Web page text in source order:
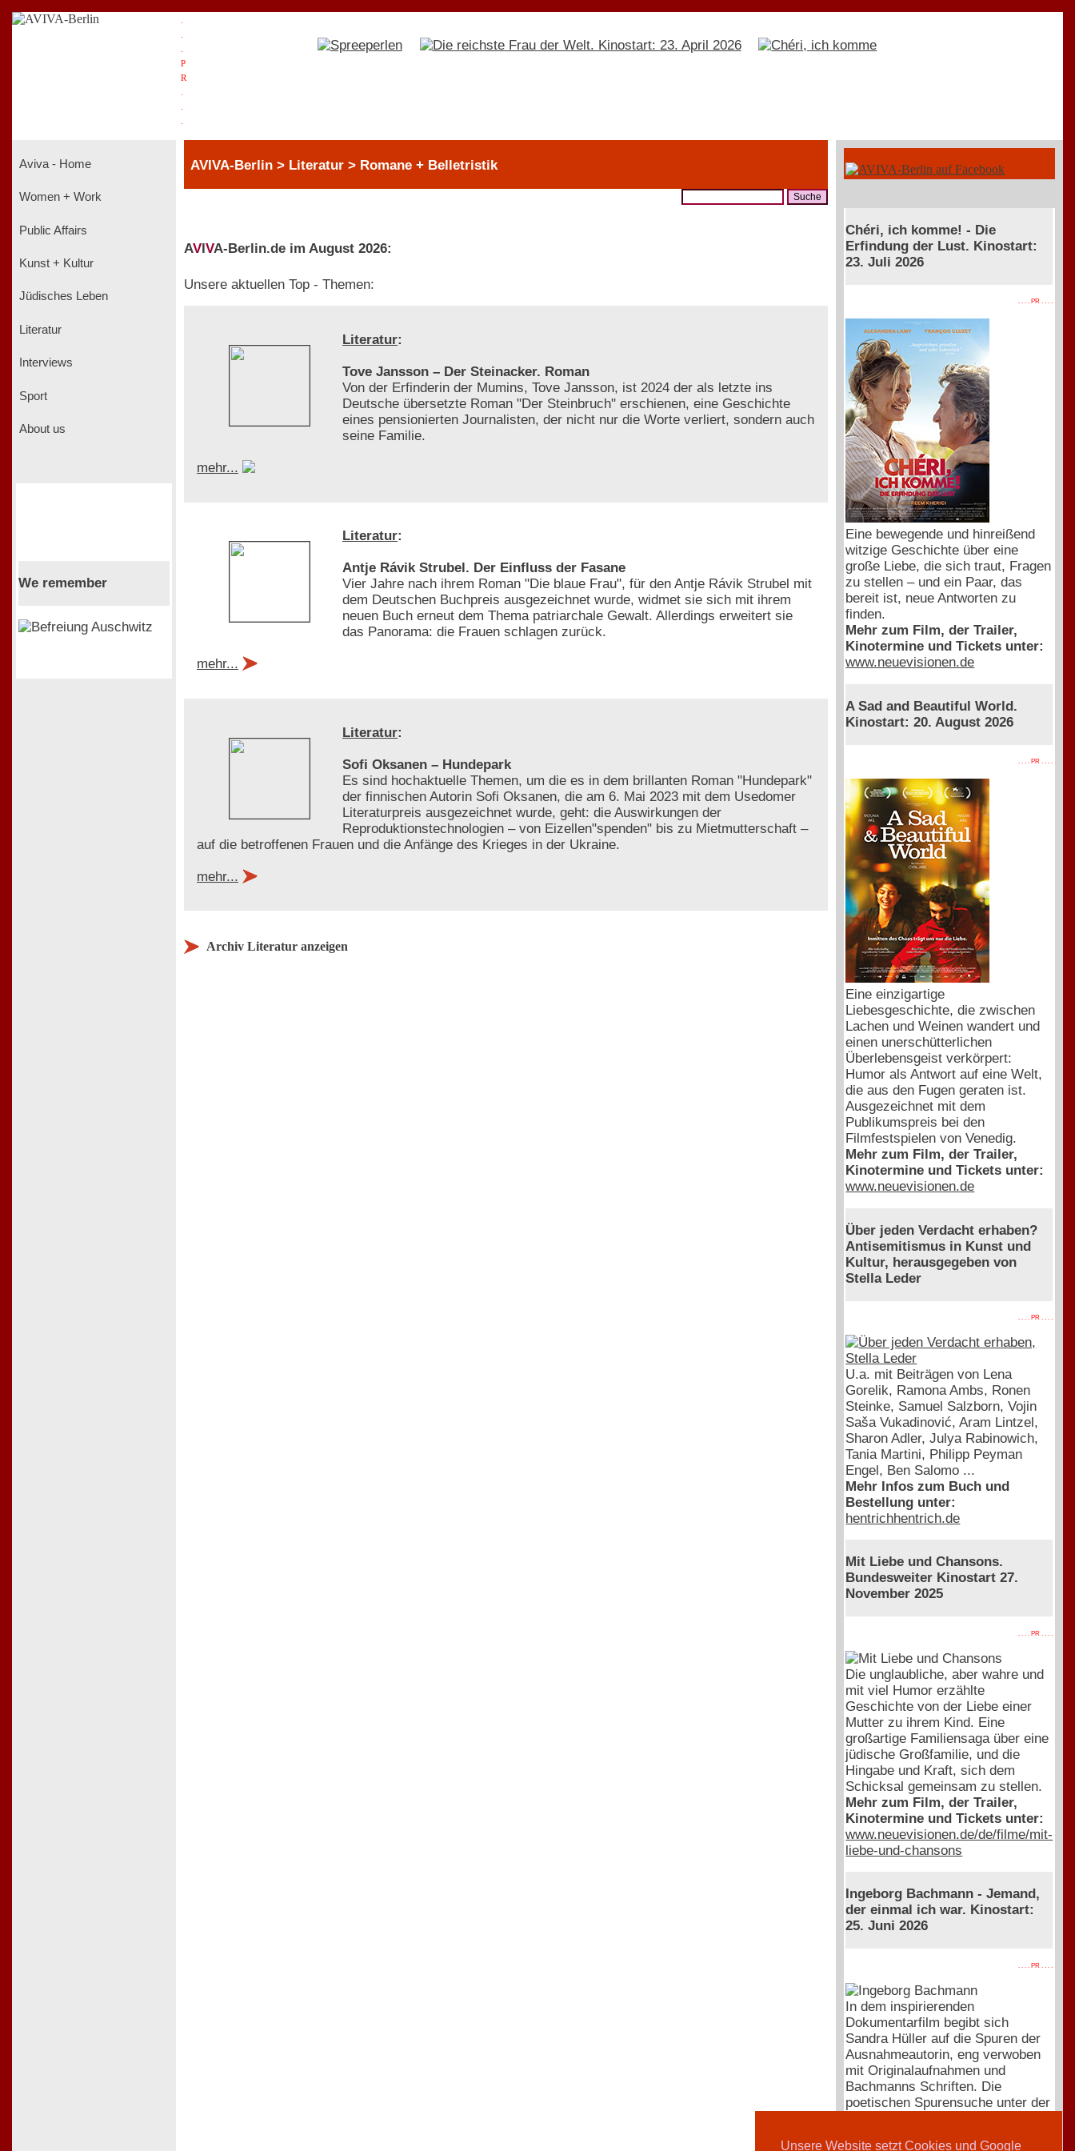
Unsere Website setzt Cookies und Google
P
R
Aviva - Home
Women + Work
Public Affairs
Kunst + Kultur
Jüdisches Leben
Literatur
Interviews
Sport
About us
We remember
AVIVA-Berlin > Literatur > Romane + Belletristik
AVIVA-Berlin.de im August 2026:
Unsere aktuellen Top - Themen:
Literatur:
Tove Jansson – Der Steinacker. Roman
Von der Erfinderin der Mumins, Tove Jansson, ist 2024 der als letzte ins
Deutsche übersetzte Roman "Der Steinbruch" erschienen, eine Geschichte
eines pensionierten Journalisten, der nicht nur die Worte verliert, sondern auch
seine Familie.
mehr...
Literatur:
Antje Rávik Strubel. Der Einfluss der Fasane
Vier Jahre nach ihrem Roman "Die blaue Frau", für den Antje Rávik Strubel mit
dem Deutschen Buchpreis ausgezeichnet wurde, widmet sie sich mit ihrem
neuen Buch erneut dem Thema patriarchale Gewalt. Allerdings erweitert sie
das Panorama: die Frauen schlagen zurück.
mehr...
Literatur:
Sofi Oksanen – Hundepark
Es sind hochaktuelle Themen, um die es in dem brillanten Roman "Hundepark"
der finnischen Autorin Sofi Oksanen, die am 6. Mai 2023 mit dem Usedomer
Literaturpreis ausgezeichnet wurde, geht: die Auswirkungen der
Reproduktionstechnologien – von Eizellen"spenden" bis zu Mietmutterschaft –
auf die betroffenen Frauen und die Anfänge des Krieges in der Ukraine.
mehr...
Archiv Literatur anzeigen
Chéri, ich komme! - Die
Erfindung der Lust. Kinostart:
23. Juli 2026
. . . . PR . . . .
Eine bewegende und hinreißend
witzige Geschichte über eine
große Liebe, die sich traut, Fragen
zu stellen – und ein Paar, das
bereit ist, neue Antworten zu
finden.
Mehr zum Film, der Trailer,
Kinotermine und Tickets unter:
www.neuevisionen.de
A Sad and Beautiful World.
Kinostart: 20. August 2026
. . . . PR . . . .
Eine einzigartige
Liebesgeschichte, die zwischen
Lachen und Weinen wandert und
einen unerschütterlichen
Überlebensgeist verkörpert:
Humor als Antwort auf eine Welt,
die aus den Fugen geraten ist.
Ausgezeichnet mit dem
Publikumspreis bei den
Filmfestspielen von Venedig.
Mehr zum Film, der Trailer,
Kinotermine und Tickets unter:
www.neuevisionen.de
Über jeden Verdacht erhaben?
Antisemitismus in Kunst und
Kultur, herausgegeben von
Stella Leder
. . . . PR . . . .
U.a. mit Beiträgen von Lena
Gorelik, Ramona Ambs, Ronen
Steinke, Samuel Salzborn, Vojin
Saša Vukadinović, Aram Lintzel,
Sharon Adler, Julya Rabinowich,
Tania Martini, Philipp Peyman
Engel, Ben Salomo ...
Mehr Infos zum Buch und
Bestellung unter:
hentrichhentrich.de
Mit Liebe und Chansons.
Bundesweiter Kinostart 27.
November 2025
. . . . PR . . . .
Die unglaubliche, aber wahre und
mit viel Humor erzählte
Geschichte von der Liebe einer
Mutter zu ihrem Kind. Eine
großartige Familiensaga über eine
jüdische Großfamilie, und die
Hingabe und Kraft, sich dem
Schicksal gemeinsam zu stellen.
Mehr zum Film, der Trailer,
Kinotermine und Tickets unter:
www.neuevisionen.de/de/filme/mit-
liebe-und-chansons
Ingeborg Bachmann - Jemand,
der einmal ich war. Kinostart:
25. Juni 2026
. . . . PR . . . .
In dem inspirierenden
Dokumentarfilm begibt sich
Sandra Hüller auf die Spuren der
Ausnahmeautorin, eng verwoben
mit Originalaufnahmen und
Bachmanns Schriften. Die
poetischen Spurensuche unter der